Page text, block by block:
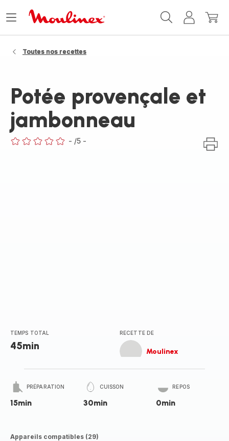
MonMon
Ouvrir
Toutes nos recettes
Potée provençale et
jambonneau
- /5 -
TEMPS TOTAL
45min
RECETTE DE
Moulinex
PRÉPARATION
15min
CUISSON
30min
REPOS
0min
Appareils compatibles (29)